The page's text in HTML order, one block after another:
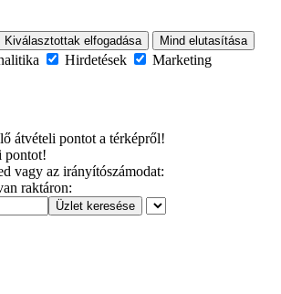
Kiválasztottak elfogadása Mind elutasítása
Hirdetések Marketing
átvételi pontot a térképről!
pontot!
vagy az irányítószámodat:
raktáron:
Üzlet keresése